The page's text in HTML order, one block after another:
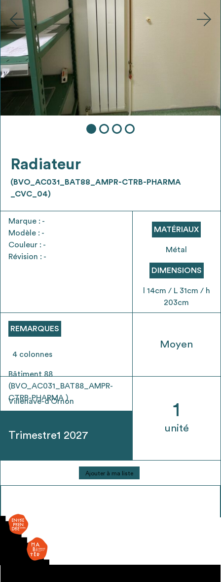
4
Ajouter les matériaux intéressants à "
liste
Transmettre sa liste de manifestation
d'intérêt pour les matériaux
3
Exporter sa liste et ses fiches produits
pour l’utiliser comme un outil d’aide à la
conception de projet
5
envisageables
* Attention, l’ajout des matériaux à sa liste et son envoi ne
Radiateur
(BVO_AC031_BAT88_AMPR-CTRB-PHARMA
_CVC_04)
Marque : -
Modèle : -
Couleur : -
Révision : -
REMARQUES
4 colonnes
Bâtiment 88
(BVO_AC031_BAT88_AMPR-
CTRB-PHARMA )
Villenave-d'Ornon
Trimestre1 2027
MATÉRIAUX
Métal
DIMENSIONS
l 14cm / L 31cm / h
203cm
Moyen
1
unité
quantité
de
Ajouter à ma liste